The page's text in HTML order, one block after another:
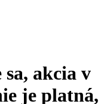
akcia v
je platná,